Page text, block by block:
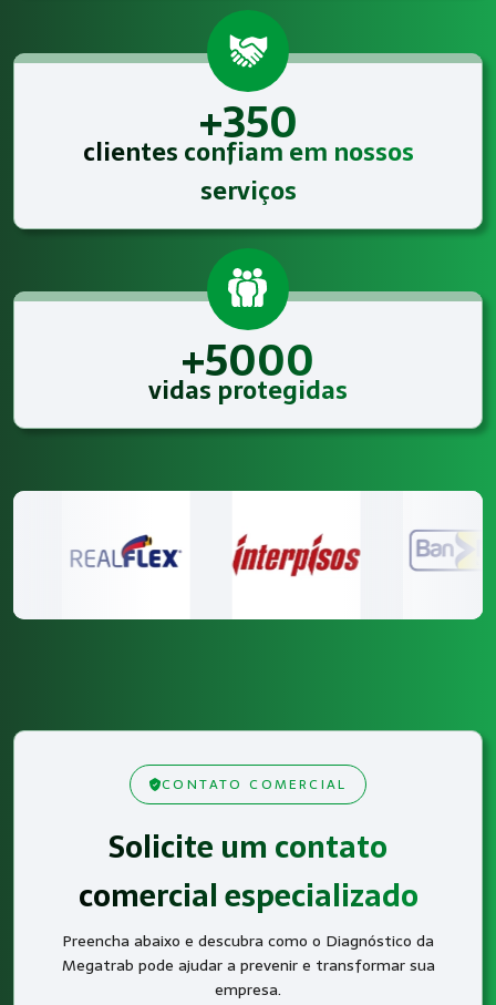
+350
clientes confiam em nossos
serviços
+5000
vidas protegidas
CONTATO COMERCIAL
Solicite um contato
comercial especializado
Preencha abaixo e descubra como o Diagnóstico da
Megatrab pode ajudar a prevenir e transformar sua
empresa.